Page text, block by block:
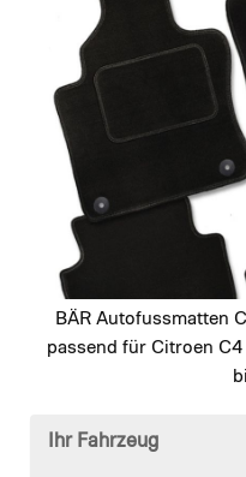
images
gallery
BÄR Autofussmatten
passend für Citroen
Ihr Fahrzeug